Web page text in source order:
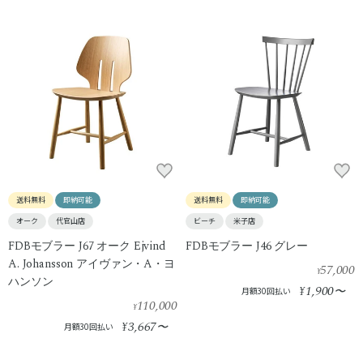
送料無料
即納可能
オーク
代官山店
FDBモブラー J67 オーク Ejvind
A. Johansson アイヴァン・A・ヨ
ハンソン
¥110,000
月額30回払い ¥3,667〜
送料無料
即納可能
ビーチ
米子店
FDBモブラー J46 グレー
¥57,000
月額30回払い ¥1,900〜